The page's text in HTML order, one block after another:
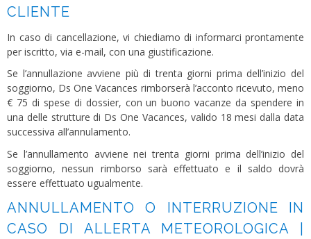
CLIENTE
In caso di cancellazione, vi chiediamo di informarci prontamente
per iscritto, via e-mail, con una giustificazione.
Se l’annullazione avviene più di trenta giorni prima dell’inizio del
soggiorno, Ds One Vacances rimborserà l’acconto ricevuto, meno
€ 75 di spese di dossier, con un buono vacanze da spendere in
una delle strutture di Ds One Vacances, valido 18 mesi dalla data
successiva all’annulamento.
Se l’annullamento avviene nei trenta giorni prima dell’inizio del
soggiorno, nessun rimborso sarà effettuato e il saldo dovrà
essere effettuato ugualmente.
ANNULLAMENTO O INTERRUZIONE IN
CASO DI ALLERTA METEOROLOGICA |